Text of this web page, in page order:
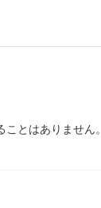
とはありません。